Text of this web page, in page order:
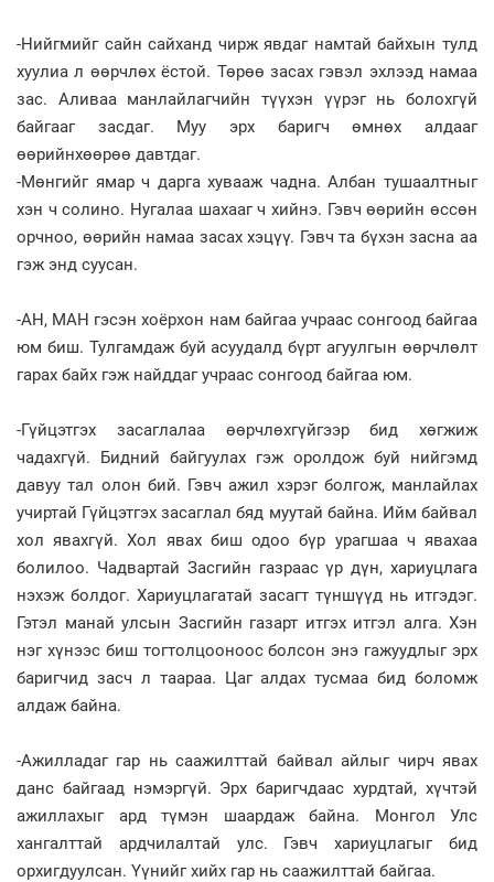
-Нийгмийг сайн сайханд чирж явдаг намтай байхын тулд
хуулиа л өөрчлөх ёстой. Төрөө засах гэвэл эхлээд намаа
зас. Аливаа манлайлагчийн түүхэн үүрэг нь болохгүй
байгааг засдаг. Муу эрх баригч өмнөх алдааг
өөрийнхөөрөө давтдаг.
-Мөнгийг ямар ч дарга хувааж чадна. Албан тушаалтныг
хэн ч солино. Нугалаа шахааг ч хийнэ. Гэвч өөрийн өссөн
орчноо, өөрийн намаа засах хэцүү. Гэвч та бүхэн засна аа
гэж энд суусан.
-АН, МАН гэсэн хоёрхон нам байгаа учраас сонгоод байгаа
юм биш. Тулгамдаж буй асуудалд бүрт агуулгын өөрчлөлт
гарах байх гэж найддаг учраас сонгоод байгаа юм.
-Гүйцэтгэх засаглалаа өөрчлөхгүйгээр бид хөгжиж
чадахгүй. Бидний байгуулах гэж оролдож буй нийгэмд
давуу тал олон бий. Гэвч ажил хэрэг болгож, манлайлах
учиртай Гүйцэтгэх засаглал бяд муутай байна. Ийм байвал
хол явахгүй. Хол явах биш одоо бүр урагшаа ч явахаа
болилоо. Чадвартай Засгийн газраас үр дүн, хариуцлага
нэхэж болдог. Хариуцлагатай засагт түншүүд нь итгэдэг.
Гэтэл манай улсын Засгийн газарт итгэх итгэл алга. Хэн
нэг хүнээс биш тогтолцооноос болсон энэ гажуудлыг эрх
баригчид засч л таараа. Цаг алдах тусмаа бид боломж
алдаж байна.
-Ажилладаг гар нь саажилттай байвал айлыг чирч явах
данс байгаад нэмэргүй. Эрх баригчдаас хурдтай, хүчтэй
ажиллахыг ард түмэн шаардаж байна. Монгол Улс
хангалттай ардчилалтай улс. Гэвч хариуцлагыг бид
орхигдуулсан. Үүнийг хийх гар нь саажилттай байгаа.